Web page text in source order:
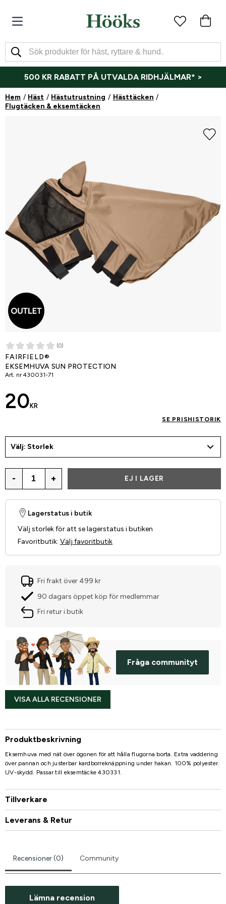
500 KR RABATT PÅ UTVALDA RIDHJÄLMAR* >
Hem Häst Hästutrustning
Hästtäcken
Flugtäcken & eksemtäcken
(0)
FAIRFIELD®
EKSEMHUVA SUN PROTECTION
Art. nr 430031-71
20 KR
SE PRISHISTORIK
Välj: Storlek
- + EJ I LAGER
Lagerstatus i butik
Välj storlek för att se lagerstatus i butiken
Favoritbutik: Välj favoritbutik
Fri frakt över 499 kr
90 dagars öppet köp för medlemmar
Fri retur i butik
Fråga communityt
VISA ALLA RECENSIONER
Produktbeskrivning
Eksemhuva med nät över ögonen för att hålla flugorna borta. Extra vaddering
över pannan och justerbar kardborreknäppning under hakan. 100% polyester.
UV-skydd. Passar till eksemtäcke 430331.
Tillverkare
Leverans & Retur
Recensioner (0) Community
Lämna recension